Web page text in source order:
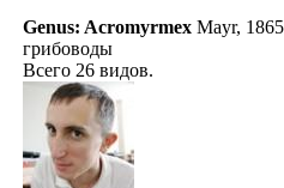
Genus: Acromyrmex Mayr, 1865
грибоводы
Всего 26 видов.